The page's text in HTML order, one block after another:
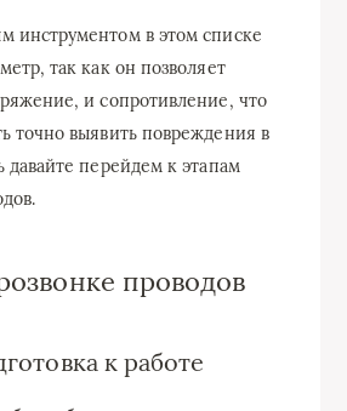
инструментом в этом списке
так как он позволяет
и сопротивление, что
точно выявить повреждения в
давайте перейдем к этапам
проводов
к работе